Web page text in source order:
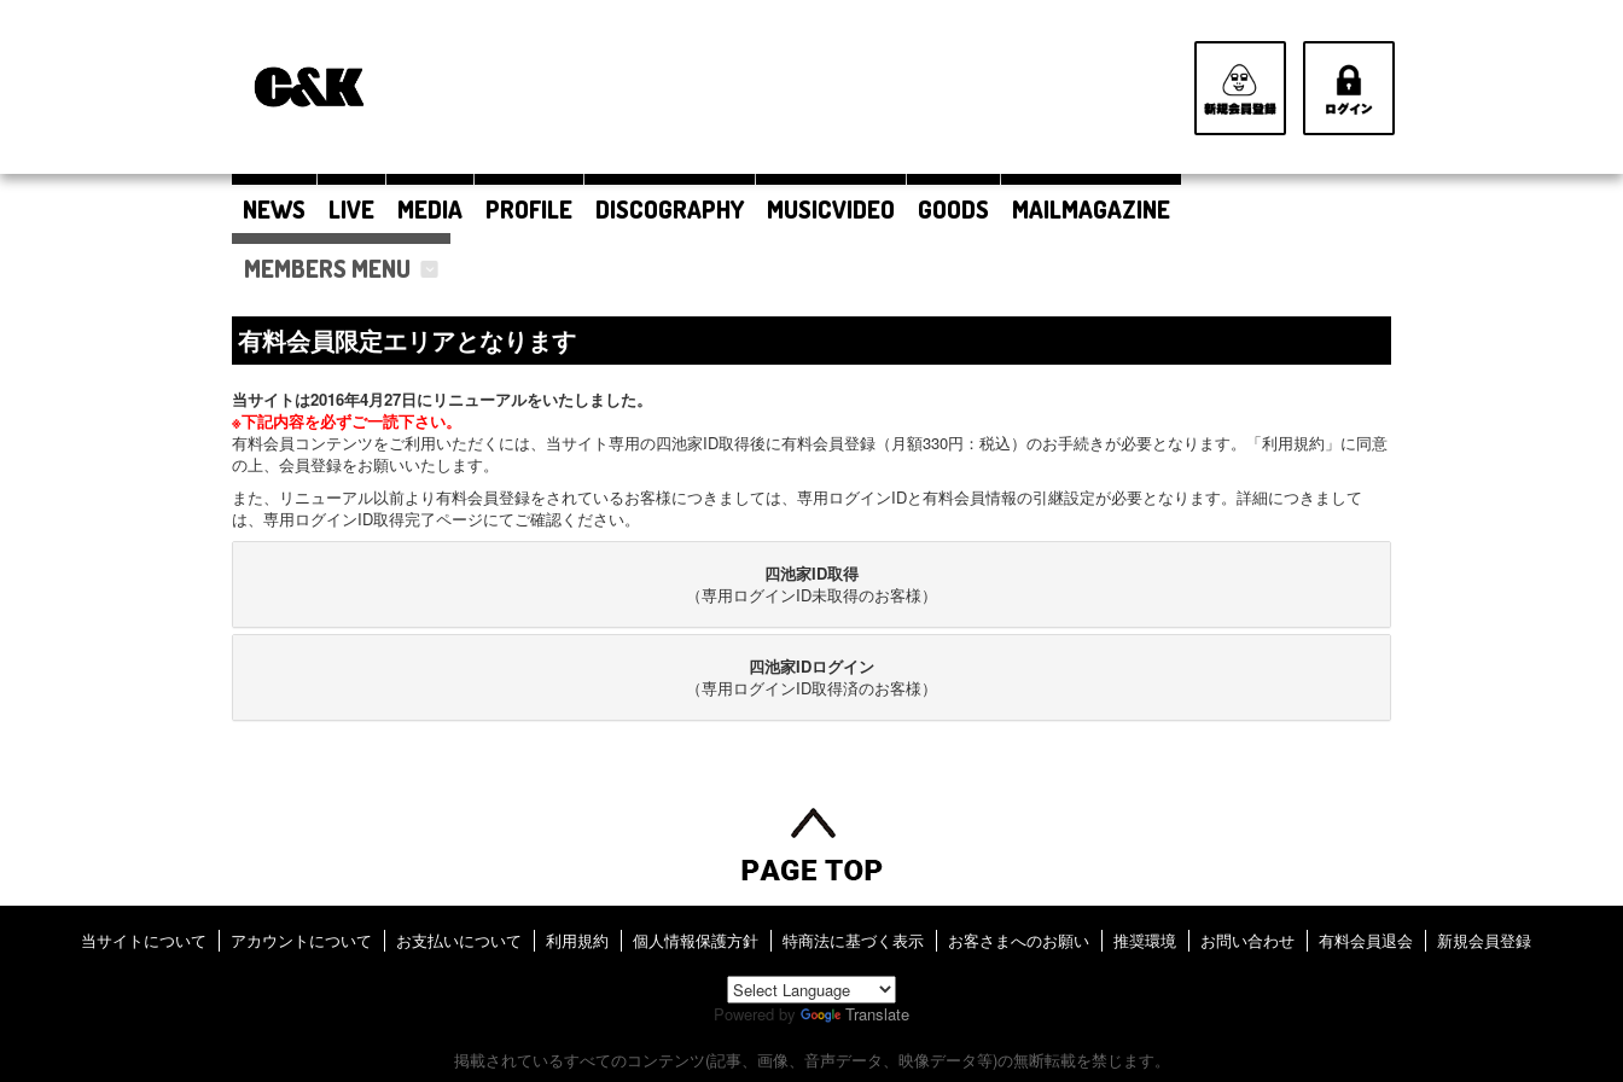
NEWS LIVE MEDIA PROFILE DISCOGRAPHY MUSICVIDEO GOODS
MAILMAGAZINE
MEMBERS MENU
有料会員限定エリアとなります
当サイトは2016年4月27日にリニューアルをいたしました。
※下記内容を必ずご一読下さい。
有料会員コンテンツをご利用いただくには、当サイト専用の四池家ID取得後に有料会員登録（月額330円：税込）のお手続きが必要となります。「利用規約」に同意
の上、会員登録をお願いいたします。
また、リニューアル以前より有料会員登録をされているお客様につきましては、専用ログインIDと有料会員情報の引継設定が必要となります。詳細につきまして
は、専用ログインID取得完了ページにてご確認ください。
四池家ID取得
（専用ログインID未取得のお客様）
四池家IDログイン
（専用ログインID取得済のお客様）
当サイトについて アカウントについて お支払いについて 利用規約 個人情報保護方針 特商法に基づく表示 お客さまへのお願い 推奨環境 お問い合わせ 有料会員退会 新規会員登録
Powered by
Translate
掲載されているすべてのコンテンツ(記事、画像、音声データ、映像データ等)の無断転載を禁じます。